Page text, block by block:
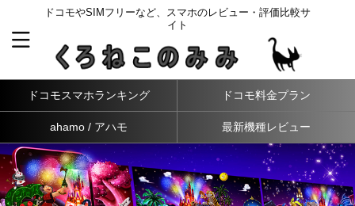
ドコモやSIMフリーなど、スマホのレビュー・評価比較サ
イト
ドコモスマホランキング ドコモ料金プラン
ahamo / アハモ 最新機種レビュー